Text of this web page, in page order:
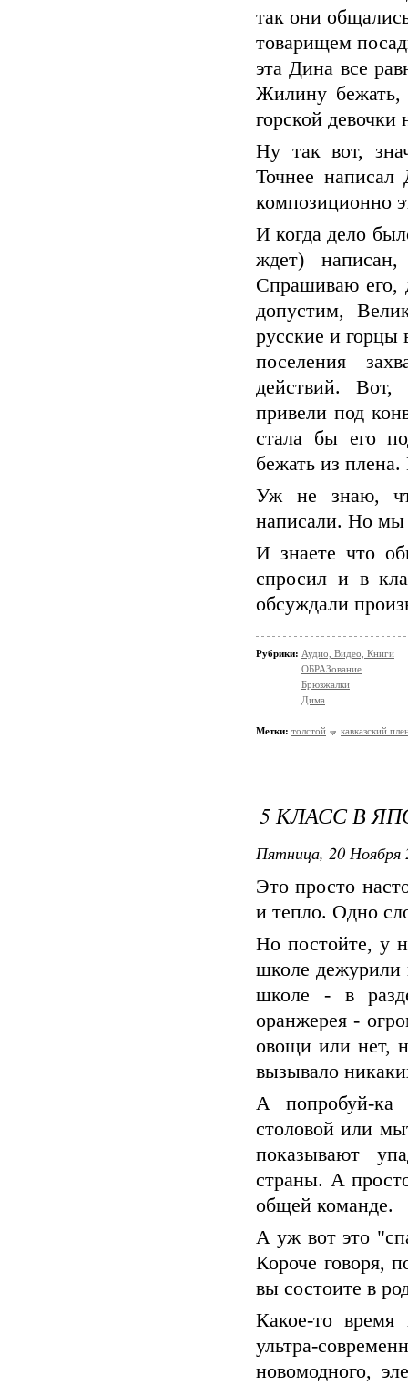
так они
товарищем
эта Дина все
Жилину бежать,
горской девочки
Ну так вот,
Точнее
композиционно
И когда дело
ждет)
Спрашиваю его,
допустим,
русские и горцы
поселения
действий.
привели под
стала бы его
бежать из
Уж не знаю,
написали. Но мы
И знаете что
спросил и в
обсуждали
Рубрики: Аудио, Видео, Книги
ОБРАЗование
Брюзжалки
Дима
Метки: толстой кавказский
5 КЛАСС В
Пятница, 20 Ноября
Это просто
и тепло. Одно
Но постойте, у
школе дежурили
школе - в
оранжерея -
овощи или нет,
вызывало
А попробуй-ка
столовой или
показывают
страны. А
общей команде.
А уж вот это
Короче говоря,
вы состоите в
Какое-то время
ультра-
новомодного,